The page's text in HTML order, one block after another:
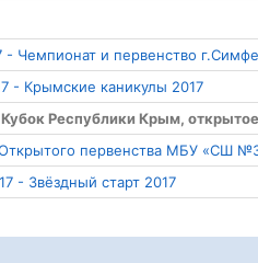
- Чемпионат и первенство
- Крымские каникулы 2017
Кубок Республики Крым,
Открытого первенства МБУ «СШ
- Звёздный старт 2017